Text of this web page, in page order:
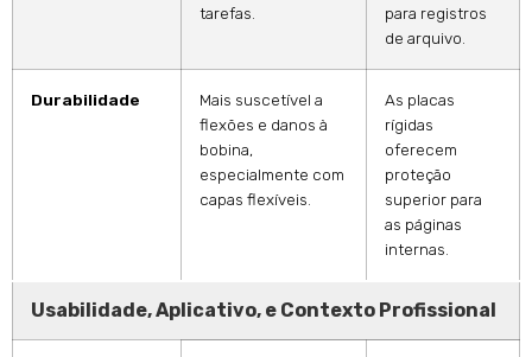
tarefas.
para registros
de arquivo.
Durabilidade
Mais suscetível a
flexões e danos à
bobina,
especialmente com
capas flexíveis.
As placas
rígidas
oferecem
proteção
superior para
as páginas
internas.
Usabilidade, Aplicativo, e Contexto Profissional